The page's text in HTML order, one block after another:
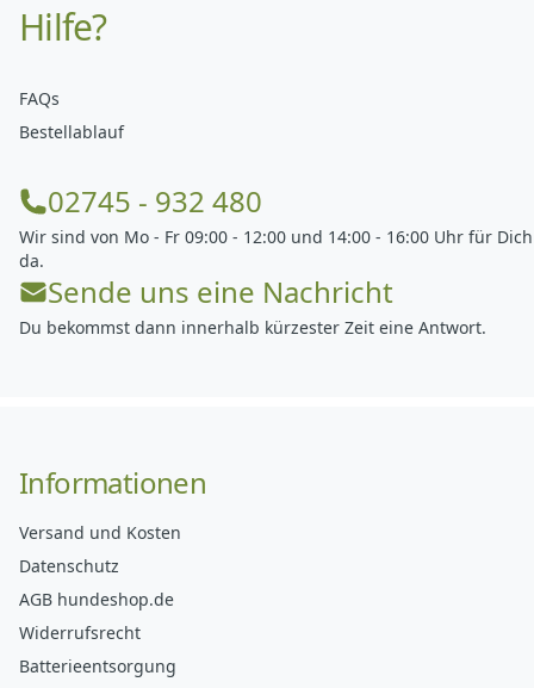
Hilfe?
FAQs
Bestellablauf
02745 - 932 480
Wir sind von Mo - Fr 09:00 - 12:00 und 14:00 - 16:00 Uhr für Dich
da.
Sende uns eine Nachricht
Du bekommst dann innerhalb kürzester Zeit eine Antwort.
Informationen
Versand und Kosten
Datenschutz
AGB hundeshop.de
Widerrufsrecht
Batterieentsorgung